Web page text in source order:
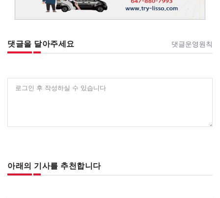
댓글을 달아주세요 댓글운영원칙
로그인 후 작성하실 수 있습니다
아래의 기사를 추천합니다